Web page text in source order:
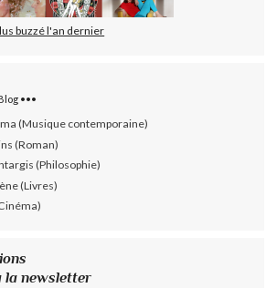
buzzé l'an dernier
•••
(Musique contemporaine)
(Roman)
(Philosophie)
(Livres)
la newsletter